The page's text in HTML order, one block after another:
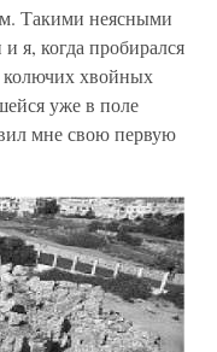
Такими неясными
я, когда пробирался
колючих хвойных
уже в поле
мне свою первую